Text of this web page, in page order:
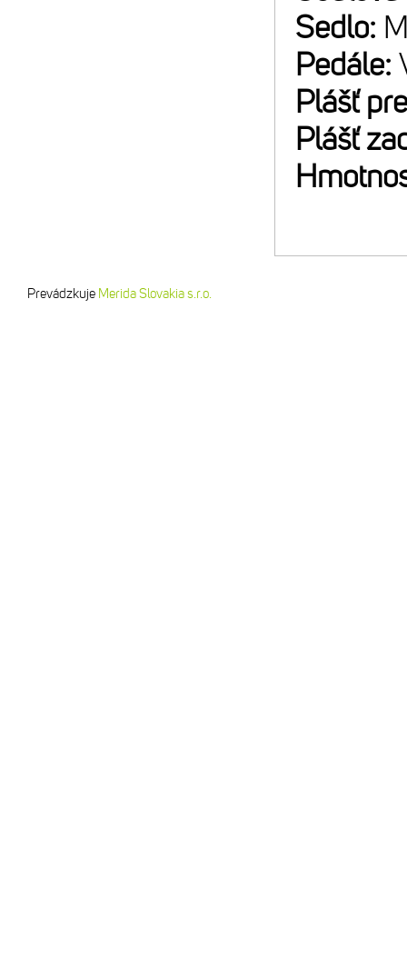
Sedlo:
Pedále:
Plášť
Plášť
Prevádzkuje Merida Slovakia s.r.o.